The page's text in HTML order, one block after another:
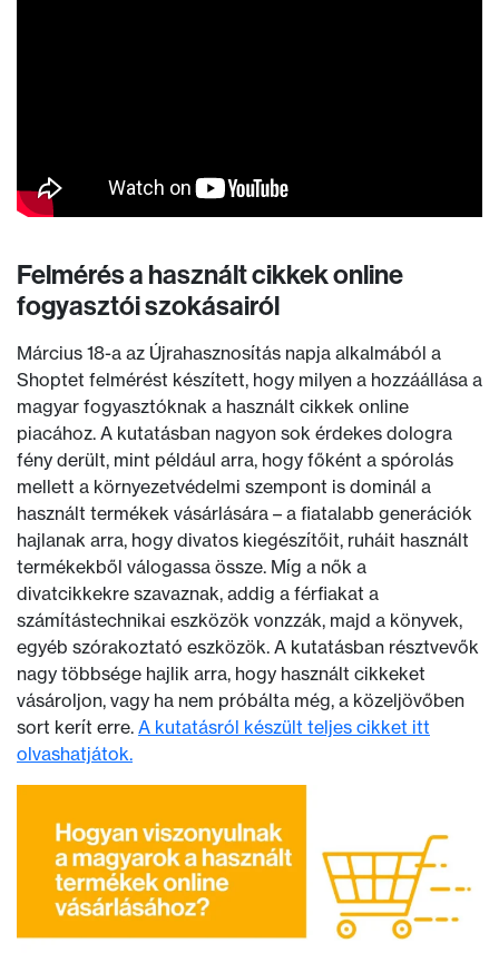
Felmérés a használt cikkek online
fogyasztói szokásairól
Március 18-a az Újrahasznosítás napja alkalmából a
Shoptet felmérést készített, hogy milyen a hozzáállása a
magyar fogyasztóknak a használt cikkek online
piacához. A kutatásban nagyon sok érdekes dologra
fény derült, mint például arra, hogy főként a spórolás
mellett a környezetvédelmi szempont is dominál a
használt termékek vásárlására – a fiatalabb generációk
hajlanak arra, hogy divatos kiegészítőit, ruháit használt
termékekből válogassa össze. Míg a nők a
divatcikkekre szavaznak, addig a férfiakat a
számítástechnikai eszközök vonzzák, majd a könyvek,
egyéb szórakoztató eszközök. A kutatásban résztvevők
nagy többsége hajlik arra, hogy használt cikkeket
vásároljon, vagy ha nem próbálta még, a közeljövőben
sort kerít erre. A kutatásról készült teljes cikket itt
olvashatjátok.